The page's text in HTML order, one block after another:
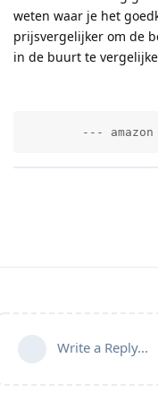
weten waar je het
prijsvergelijker om de
in de buurt te
---
Write a Reply...